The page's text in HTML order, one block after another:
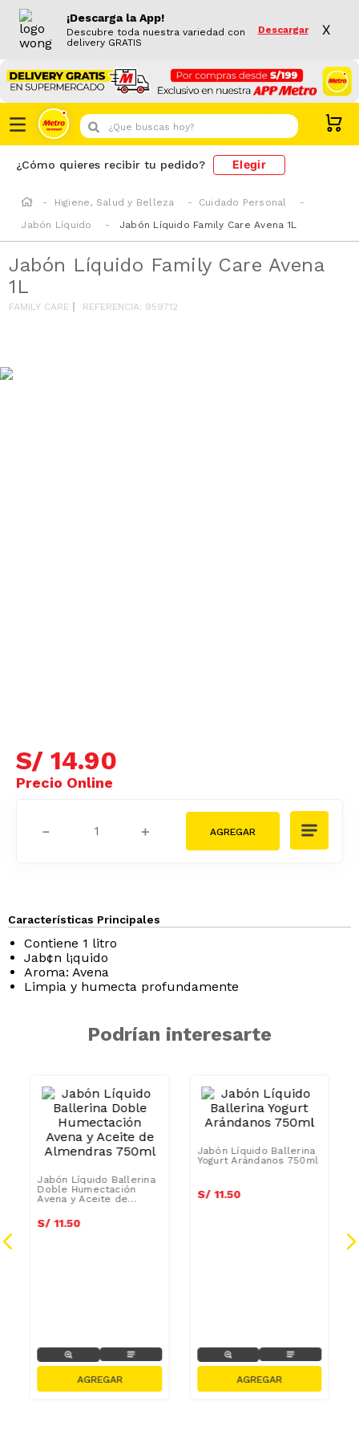
¡Descarga la App!
Descubre toda nuestra variedad con
delivery GRATIS
Descargar X
¿Que buscas hoy?
¿Cómo quieres recibir tu pedido? Elegir
Higiene, Salud y Belleza
Cuidado Personal
Jabón Líquido
Jabón Líquido Family Care Avena 1L
Jabón Líquido Family Care Avena
1L
FAMILY CARE REFERENCIA: 959712
S/ 14.90
＋
－
Características Principales
Contiene 1 litro
Jab¢n l¡quido
Aroma: Avena
Limpia y humecta profundamente
Podrían interesarte
Jabón Líquido Ballerina
Doble Humectación
Avena y Aceite de
S/ 11.50
Jabón Líquido Ballerina
Yogurt Arándanos 750ml
S/ 11.50